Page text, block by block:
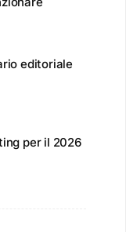
editoriale
per il 2026